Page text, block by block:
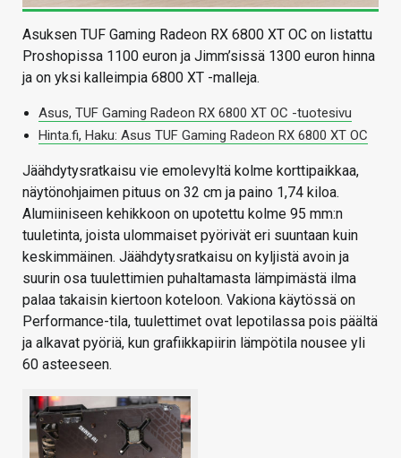
Asuksen TUF Gaming Radeon RX 6800 XT OC on listattu
Proshopissa 1100 euron ja Jimm’sissä 1300 euron hinna
ja on yksi kalleimpia 6800 XT -malleja.
Asus, TUF Gaming Radeon RX 6800 XT OC -tuotesivu
Hinta.fi, Haku: Asus TUF Gaming Radeon RX 6800 XT OC
Jäähdytysratkaisu vie emolevyltä kolme korttipaikkaa,
näytönohjaimen pituus on 32 cm ja paino 1,74 kiloa.
Alumiiniseen kehikkoon on upotettu kolme 95 mm:n
tuuletinta, joista ulommaiset pyörivät eri suuntaan kuin
keskimmäinen. Jäähdytysratkaisu on kyljistä avoin ja
suurin osa tuulettimien puhaltamasta lämpimästä ilma
palaa takaisin kiertoon koteloon. Vakiona käytössä on
Performance-tila, tuulettimet ovat lepotilassa pois päältä
ja alkavat pyöriä, kun grafiikkapiirin lämpötila nousee yli
60 asteeseen.